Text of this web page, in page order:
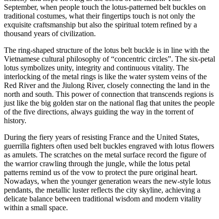
September, when people touch the lotus-patterned belt buckles on
traditional costumes, what their fingertips touch is not only the
exquisite craftsmanship but also the spiritual totem refined by a
thousand years of civilization.
The ring-shaped structure of the lotus belt buckle is in line with the
Vietnamese cultural philosophy of “concentric circles”. The six-petal
lotus symbolizes unity, integrity and continuous vitality. The
interlocking of the metal rings is like the water system veins of the
Red River and the Jiulong River, closely connecting the land in the
north and south. This power of connection that transcends regions is
just like the big golden star on the national flag that unites the people
of the five directions, always guiding the way in the torrent of
history.
During the fiery years of resisting France and the United States,
guerrilla fighters often used belt buckles engraved with lotus flowers
as amulets. The scratches on the metal surface record the figure of
the warrior crawling through the jungle, while the lotus petal
patterns remind us of the vow to protect the pure original heart.
Nowadays, when the younger generation wears the new-style lotus
pendants, the metallic luster reflects the city skyline, achieving a
delicate balance between traditional wisdom and modern vitality
within a small space.